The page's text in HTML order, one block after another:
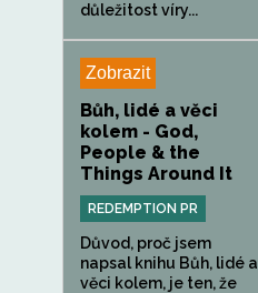
důležitost víry...
Zobrazit
Bůh, lidé a věci
kolem - God,
People & the
Things Around It
REDEMPTION PR
Důvod, proč jsem
napsal knihu Bůh, lidé a
věci kolem, je ten, že